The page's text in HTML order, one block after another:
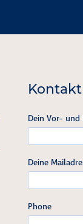
Kontakt
Dein Vor- und
Deine
Phone